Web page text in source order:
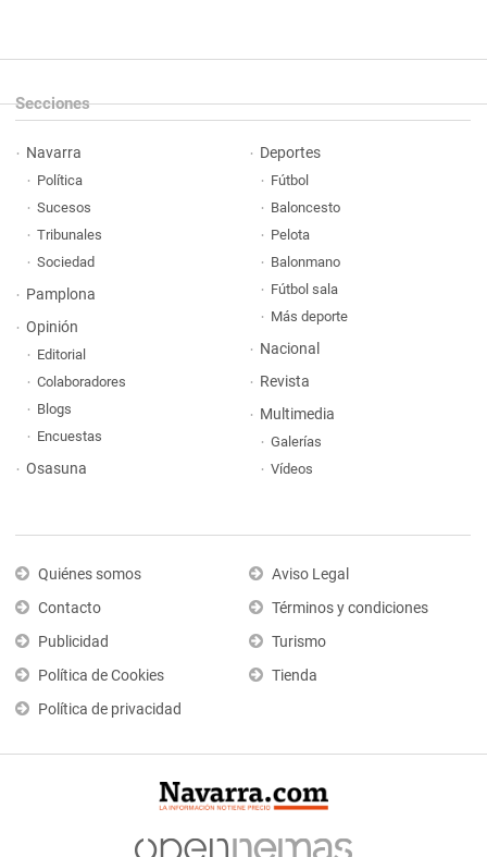
Secciones
Navarra
Política
Sucesos
Tribunales
Sociedad
Pamplona
Opinión
Editorial
Colaboradores
Blogs
Encuestas
Osasuna
Deportes
Fútbol
Baloncesto
Pelota
Balonmano
Fútbol sala
Más deporte
Nacional
Revista
Multimedia
Galerías
Vídeos
Quiénes somos
Contacto
Publicidad
Política de Cookies
Política de privacidad
Aviso Legal
Términos y condiciones
Turismo
Tienda